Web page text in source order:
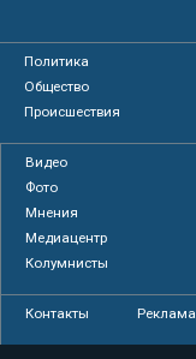
Политика
Общество
Происшествия
Видео
Фото
Мнения
Медиацентр
Колумнисты
Контакты Реклама